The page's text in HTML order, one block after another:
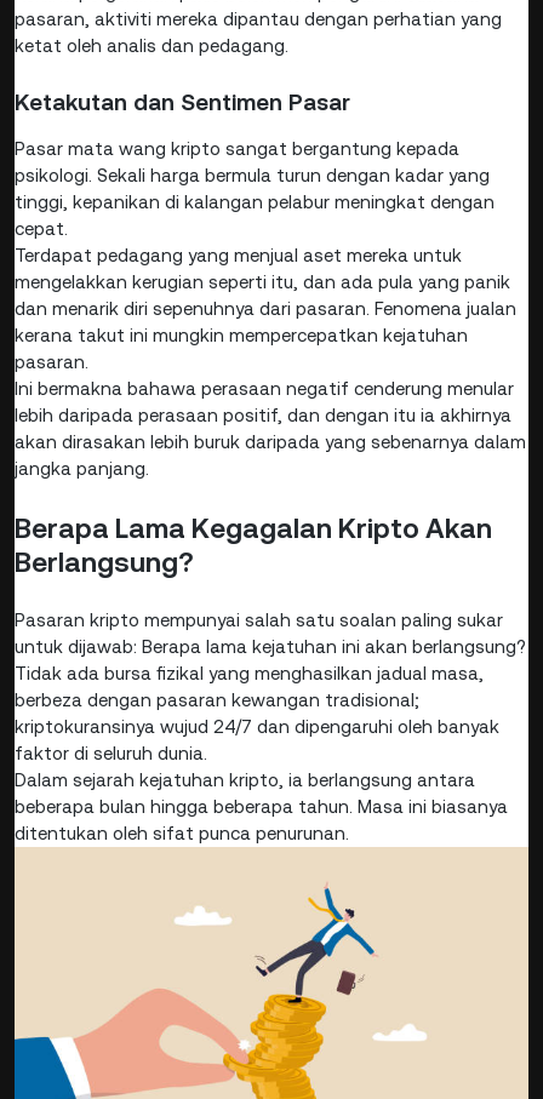
pasaran, aktiviti mereka dipantau dengan perhatian yang
ketat oleh analis dan pedagang.
Ketakutan dan Sentimen Pasar
Pasar mata wang kripto sangat bergantung kepada
psikologi. Sekali harga bermula turun dengan kadar yang
tinggi, kepanikan di kalangan pelabur meningkat dengan
cepat.
Terdapat pedagang yang menjual aset mereka untuk
mengelakkan kerugian seperti itu, dan ada pula yang panik
dan menarik diri sepenuhnya dari pasaran. Fenomena jualan
kerana takut ini mungkin mempercepatkan kejatuhan
pasaran.
Ini bermakna bahawa perasaan negatif cenderung menular
lebih daripada perasaan positif, dan dengan itu ia akhirnya
akan dirasakan lebih buruk daripada yang sebenarnya dalam
jangka panjang.
Berapa Lama Kegagalan Kripto Akan
Berlangsung?
Pasaran kripto mempunyai salah satu soalan paling sukar
untuk dijawab: Berapa lama kejatuhan ini akan berlangsung?
Tidak ada bursa fizikal yang menghasilkan jadual masa,
berbeza dengan pasaran kewangan tradisional;
kriptokuransinya wujud 24/7 dan dipengaruhi oleh banyak
faktor di seluruh dunia.
Dalam sejarah kejatuhan kripto, ia berlangsung antara
beberapa bulan hingga beberapa tahun. Masa ini biasanya
ditentukan oleh sifat punca penurunan.